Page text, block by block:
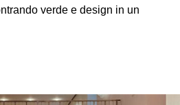
verde e design in un